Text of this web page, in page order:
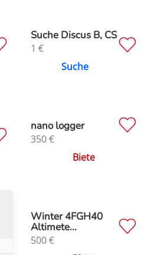
Suche Discus B, CS
1 €
Suche
nano logger
350€
Biete
Winter 4FGH40
Altimete...
500€